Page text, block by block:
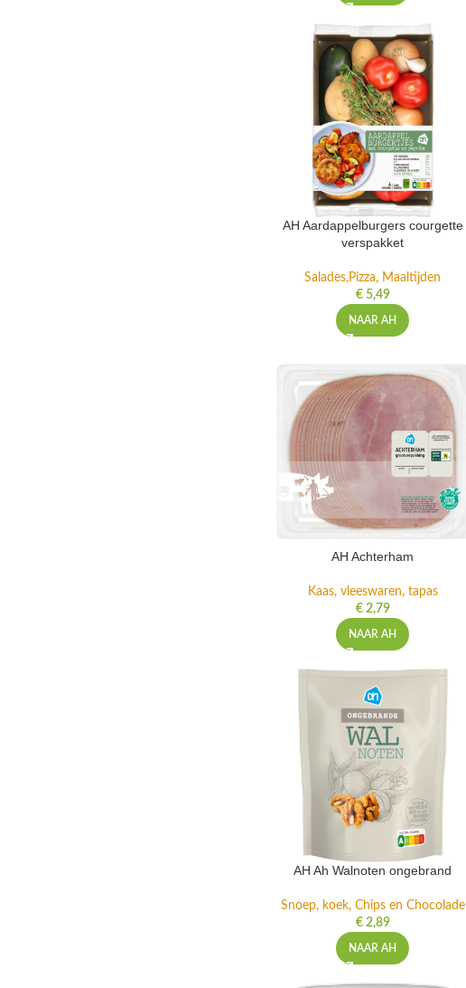
AH Aardappelburgers courgette
verspakket
Salades,Pizza, Maaltijden
€5,49
NAAR AH
AH Achterham
Kaas, vleeswaren, tapas
€2,79
NAAR AH
AH Ah Walnoten ongebrand
Snoep, koek, Chips en Chocolade
€2,89
NAAR AH